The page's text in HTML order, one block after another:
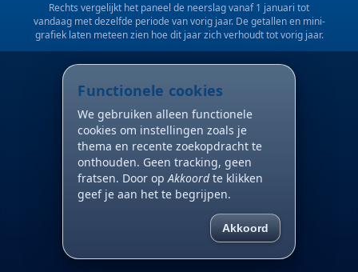
Rechts vergelijkt het paneel de neerslag vanaf 1 januari tot
vandaag met dezelfde periode van vorig jaar. De getallen en mini-
grafiek laten meteen zien hoe dit jaar zich verhoudt tot vorig jaar.
Functionele cookies
We gebruiken alleen functionele
cookies om instellingen zoals je
thema en recente zoekopdracht te
onthouden. Geen tracking, geen
fratsen. Door opAkkoordte klikken
geef je aan het te begrijpen.
Akkoord